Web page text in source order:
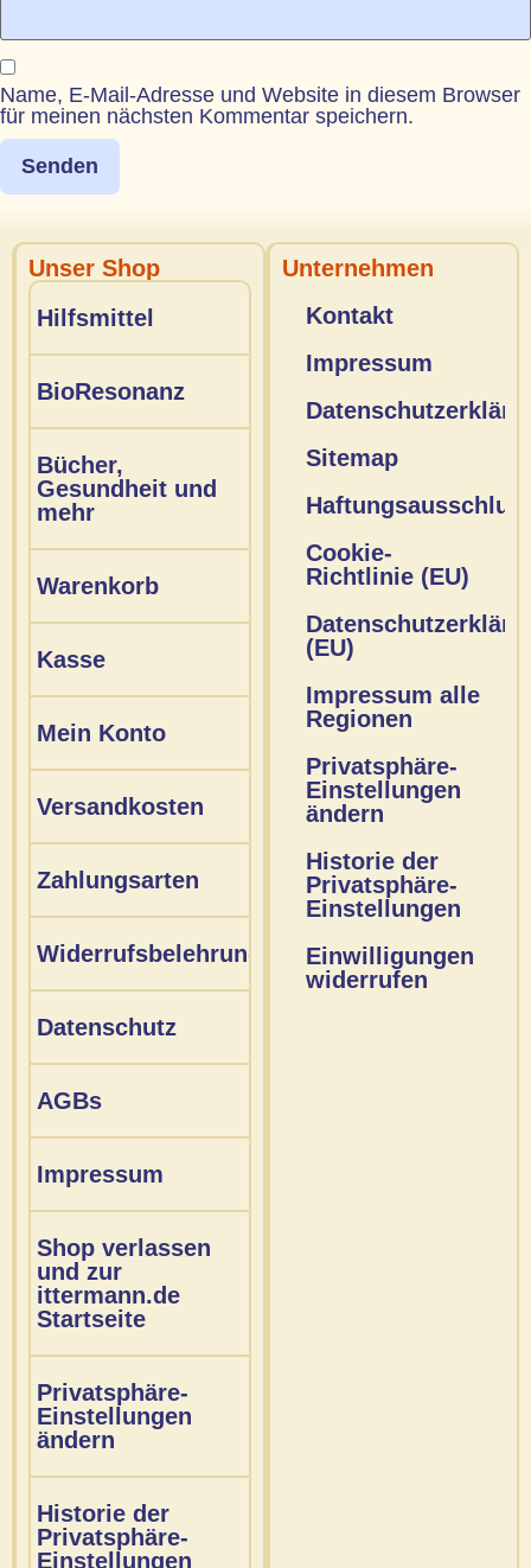
Name, E-Mail-Adresse und Website in diesem Browser
für meinen nächsten Kommentar speichern.
Unser Shop
Hilfsmittel
BioResonanz
Bücher,
Gesundheit und
mehr
Warenkorb
Kasse
Mein Konto
Versandkosten
Zahlungsarten
Widerrufsbelehrung
Datenschutz
AGBs
Impressum
Shop verlassen
und zur
ittermann.de
Startseite
Privatsphäre-
Einstellungen
ändern
Historie der
Privatsphäre-
Einstellungen
Unternehmen
Kontakt
Impressum
Sitemap
Cookie-
Richtlinie (EU)
(EU)
Impressum alle
Regionen
Privatsphäre-
Einstellungen
ändern
Historie der
Privatsphäre-
Einstellungen
Einwilligungen
widerrufen